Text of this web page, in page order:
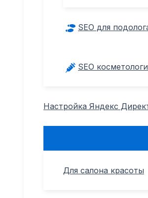
SEO для
SEO
Настройка Яндекс
Для салона красоты